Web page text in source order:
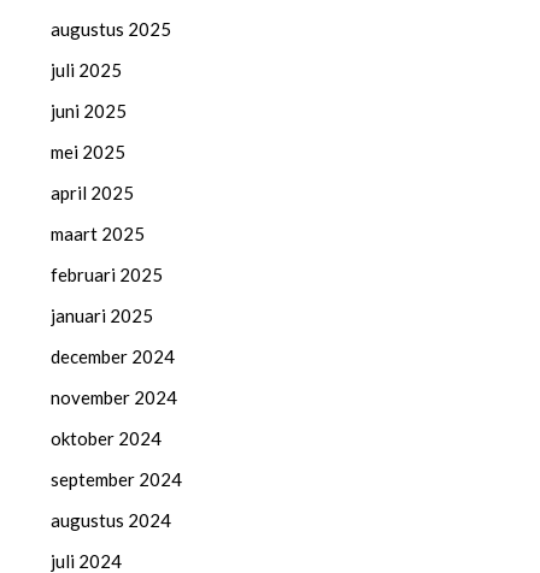
augustus 2025
juli 2025
juni 2025
mei 2025
april 2025
maart 2025
februari 2025
januari 2025
december 2024
november 2024
oktober 2024
september 2024
augustus 2024
juli 2024